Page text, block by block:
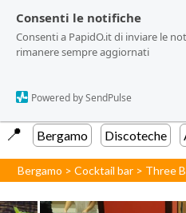
Consenti le notifiche
Consenti a PapidO.it di inviare le
rimanere sempre aggiornati
Powered by SendPulse
Consenti le notifiche
Consenti a PapidO.it di inviare le
rimanere sempre aggiornati
Powered by SendPulse
📍️ Bergamo Discoteche
Bergamo >Cocktail bar > Three